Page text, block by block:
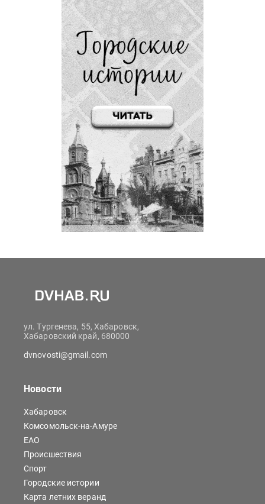
ул. Тургенева, 55, Хабаровск,
Хабаровский край, 680000
dvnovosti@gmail.com
Новости
Хабаровск
Комсомольск-на-Амуре
ЕАО
Происшествия
Спорт
Городские истории
Карта летних веранд